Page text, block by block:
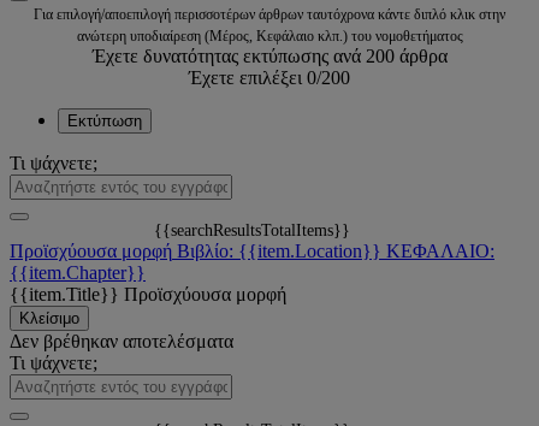
Για επιλογή/αποεπιλογή περισσοτέρων άρθρων ταυτόχρονα κάντε διπλό κλικ στην
ανώτερη υποδιαίρεση (Μέρος, Κεφάλαιο κλπ.) του νομοθετήματος
Έχετε δυνατότητας εκτύπωσης ανά 200 άρθρα
Έχετε επιλέξει 0/200
Εκτύπωση
Τι ψάχνετε;
{{searchResultsTotalItems}}
Προϊσχύουσα μορφή Βιβλίο: {{item.Location}} ΚΕΦΑΛΑΙΟ:
{{item.Chapter}}
{{item.Title}} Προϊσχύουσα μορφή
Κλείσιμο
Δεν βρέθηκαν αποτελέσματα
Τι ψάχνετε;